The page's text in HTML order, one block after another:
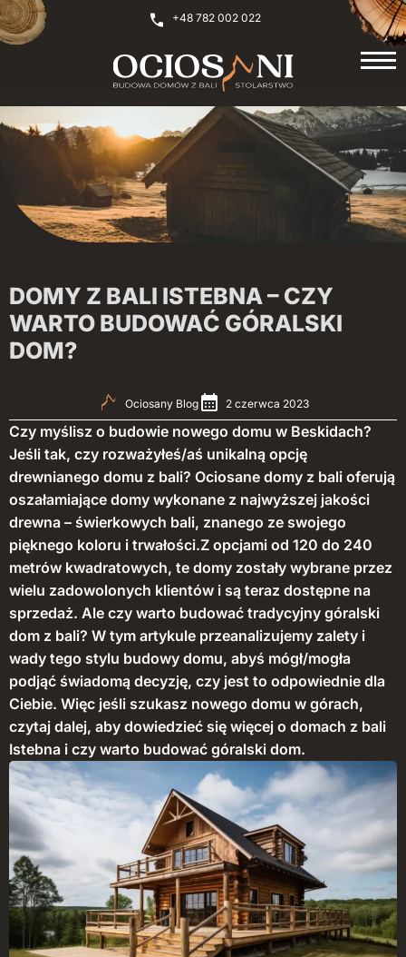
+48 782 002 022
DOMY Z BALI ISTEBNA – CZY
WARTO BUDOWAĆ GÓRALSKI
DOM?
Ociosany Blog 2 czerwca 2023
Czy myślisz o budowie nowego domu w Beskidach?
Jeśli tak, czy rozważyłeś/aś unikalną opcję
drewnianego domu z bali? Ociosane domy z bali oferują
oszałamiające domy wykonane z najwyższej jakości
drewna – świerkowych bali, znanego ze swojego
pięknego koloru i trwałości.Z opcjami od 120 do 240
metrów kwadratowych, te domy zostały wybrane przez
wielu zadowolonych klientów i są teraz dostępne na
sprzedaż. Ale czy warto budować tradycyjny góralski
dom z bali? W tym artykule przeanalizujemy zalety i
wady tego stylu budowy domu, abyś mógł/mogła
podjąć świadomą decyzję, czy jest to odpowiednie dla
Ciebie. Więc jeśli szukasz nowego domu w górach,
czytaj dalej, aby dowiedzieć się więcej o domach z bali
Istebna i czy warto budować góralski dom.